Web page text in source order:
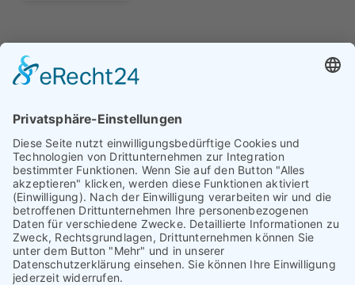
kontakt@tauriba.de
Haftungsauschluss: Alle auf diesen Seiten veröffentlichten
Informationen wurden nach bestem Wissen und
Gewissen erstellt. Alle Kundenmeinungen beruhen auf
echten Kundenaussagen. Niemand wurde in irgendeiner
Form für diese Videos oder schriftlichen Bewertungen